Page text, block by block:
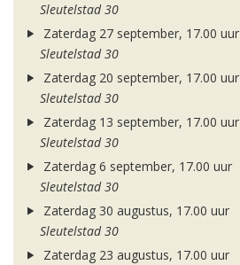
Sleutelstad 30
Zaterdag 27 september, 17.00 uur
Sleutelstad 30
Zaterdag 20 september, 17.00 uur
Sleutelstad 30
Zaterdag 13 september, 17.00 uur
Sleutelstad 30
Zaterdag 6 september, 17.00 uur
Sleutelstad 30
Zaterdag 30 augustus, 17.00 uur
Sleutelstad 30
Zaterdag 23 augustus, 17.00 uur